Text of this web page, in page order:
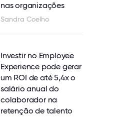
nas organizações
Sandra Coelho
Investir no Employee
Experience pode gerar
um ROI de até 5,4x o
salário anual do
colaborador na
retenção de talento